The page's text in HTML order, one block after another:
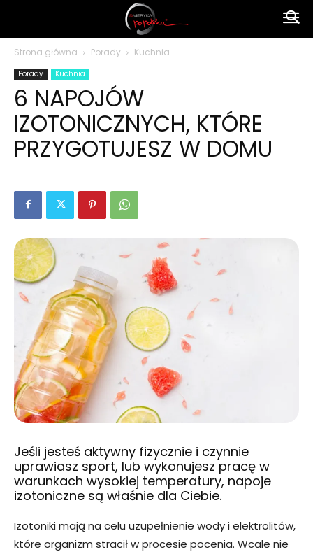
polsku
Strona główna Porady Kuchnia
Porady Kuchnia
6 NAPOJÓW
IZOTONICZNYCH, KTÓRE
PRZYGOTUJESZ W DOMU
Jeśli jesteś aktywny fizycznie i czynnie
uprawiasz sport, lub wykonujesz pracę w
warunkach wysokiej temperatury, napoje
izotoniczne są właśnie dla Ciebie.
Izotoniki mają na celu uzupełnienie wody i elektrolitów,
które organizm stracił w procesie pocenia. Wcale nie